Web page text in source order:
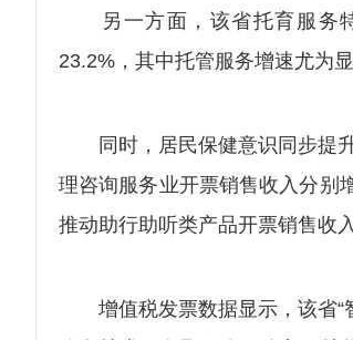
另一方面，该省托育服务特
23.2%，其中托管服务增速尤为
同时，居民保健意识同步提升
理咨询服务业开票销售收入分别
推动助行助听类产品开票销售收
增值税发票数据显示，该省“